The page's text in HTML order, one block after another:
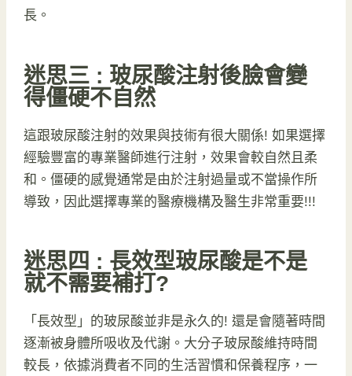
長。
迷思三 : 玻尿酸注射後臉會變
得僵硬不自然
這跟玻尿酸注射的效果與技術有很大關係! 如果選擇
經驗豐富的專業醫師進行注射，效果會較自然且柔
和。僵硬的感覺通常是由於注射過量或不當操作所
導致，因此選擇專業的醫療機構及醫生非常重要!!!
迷思四 : 長效型玻尿酸是不是
就不需要補打?
「長效型」的玻尿酸並非是永久的! 還是會隨著時間
逐漸被身體所吸收及代謝。大分子玻尿酸維持時間
較長，依據消費者不同的生活習慣和保養程序，一